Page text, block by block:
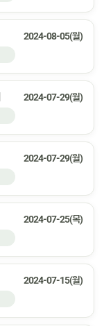
2024-08-05(월)
2024-07-29(월)
2024-07-29(월)
2024-07-25(목)
2024-07-15(월)